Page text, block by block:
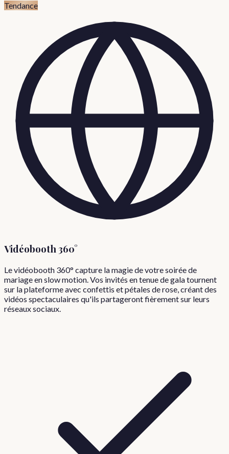
Tendance
Vidéobooth 360°
Le vidéobooth 360° capture la magie de votre soirée de
mariage en slow motion. Vos invités en tenue de gala tournent
sur la plateforme avec confettis et pétales de rose, créant des
vidéos spectaculaires qu'ils partageront fièrement sur leurs
réseaux sociaux.